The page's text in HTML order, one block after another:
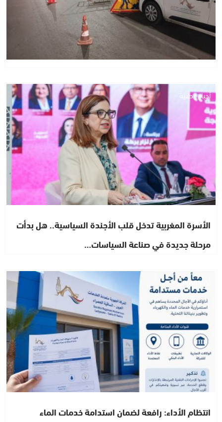
أخبار وطنية
الأسرة المغربية تدخل قلب الأجندة السياسية.. هل بدأت
مرحلة جديدة في صناعة السياسات…
أخبار الصحراء
انتظام الأداء: رافعة لضمان استدامة خدمات الماء